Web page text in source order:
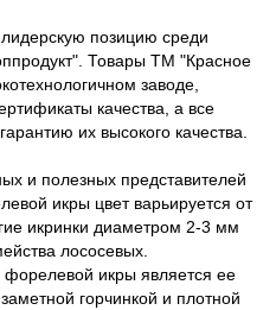
позицию среди
Товары ТМ "Красное
заводе,
качества, а все
их высокого качества.
и полезных представителей
икры цвет варьируется от
икринки диаметром 2-3 мм
лососевых.
икры является ее
горчинкой и плотной